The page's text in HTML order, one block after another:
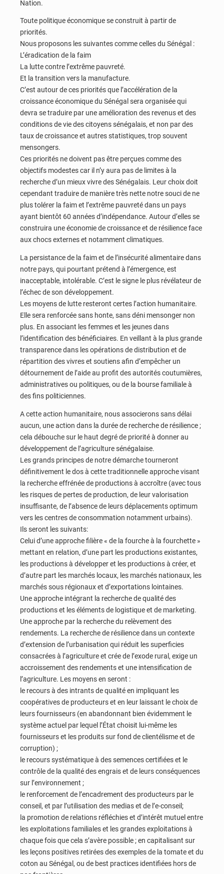
Nation.
Toute politique économique se construit à partir de
priorités.
Nous proposons les suivantes comme celles du Sénégal :
L’éradication de la faim
La lutte contre l’extrême pauvreté.
Et la transition vers la manufacture.
C’est autour de ces priorités que l’accélération de la
croissance économique du Sénégal sera organisée qui
devra se traduire par une amélioration des revenus et des
conditions de vie des citoyens sénégalais, et non par des
taux de croissance et autres statistiques, trop souvent
mensongers.
Ces priorités ne doivent pas être perçues comme des
objectifs modestes car il n’y aura pas de limites à la
recherche d’un mieux vivre des Sénégalais. Leur choix doit
cependant traduire de manière très nette notre souci de ne
plus tolérer la faim et l’extrême pauvreté dans un pays
ayant bientôt 60 années d’indépendance. Autour d’elles se
construira une économie de croissance et de résilience face
aux chocs externes et notamment climatiques.
La persistance de la faim et de l’insécurité alimentaire dans
notre pays, qui pourtant prétend à l’émergence, est
inacceptable, intolérable. C’est le signe le plus révélateur de
l’échec de son développement.
Les moyens de lutte resteront certes l’action humanitaire.
Elle sera renforcée sans honte, sans déni mensonger non
plus. En associant les femmes et les jeunes dans
l’identification des bénéficiaires. En veillant à la plus grande
transparence dans les opérations de distribution et de
répartition des vivres et soutiens afin d’empêcher un
détournement de l’aide au profit des autorités coutumières,
administratives ou politiques, ou de la bourse familiale à
des fins politiciennes.
A cette action humanitaire, nous associerons sans délai
aucun, une action dans la durée de recherche de résilience ;
cela débouche sur le haut degré de priorité à donner au
développement de l’agriculture sénégalaise.
Les grands principes de notre démarche tourneront
définitivement le dos à cette traditionnelle approche visant
la recherche effrénée de productions à accroître (avec tous
les risques de pertes de production, de leur valorisation
insuffisante, de l’absence de leurs déplacements optimum
vers les centres de consommation notamment urbains).
Ils seront les suivants:
Celui d’une approche filière « de la fourche à la fourchette »
mettant en relation, d’une part les productions existantes,
les productions à développer et les productions à créer, et
d’autre part les marchés locaux, les marchés nationaux, les
marchés sous régionaux et d’exportations lointaines.
Une approche intégrant la recherche de qualité des
productions et les éléments de logistique et de marketing.
Une approche par la recherche du relèvement des
rendements. La recherche de résilience dans un contexte
d’extension de l’urbanisation qui réduit les superficies
consacrées à l’agriculture et crée de l’exode rural, exige un
accroissement des rendements et une intensification de
l’agriculture. Les moyens en seront :
le recours à des intrants de qualité en impliquant les
coopératives de producteurs et en leur laissant le choix de
leurs fournisseurs (en abandonnant bien évidemment le
système actuel par lequel l’État choisit lui-même les
fournisseurs et les produits sur fond de clientélisme et de
corruption) ;
le recours systématique à des semences certifiées et le
contrôle de la qualité des engrais et de leurs conséquences
sur l’environnement ;
le renforcement de l’encadrement des producteurs par le
conseil, et par l’utilisation des medias et de l’e-conseil;
la promotion de relations réfléchies et d’intérêt mutuel entre
les exploitations familiales et les grandes exploitations à
chaque fois que cela s’avère possible ; en capitalisant sur
les leçons positives retirées des exemples de la tomate et du
coton au Sénégal, ou de best practices identifiées hors de